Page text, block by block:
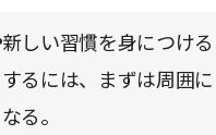
新しい習慣を身につけ
するには、まずは周囲
なる。